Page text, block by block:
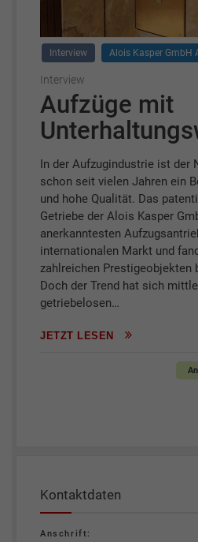
Interview Alois Kasper GmbH
Interview
Aufzüge mit
In der Aufzugindustrie ist der
schon seit vielen Jahren ein
und hohe Qualität. Das
Getriebe der Alois Kasper
anerkanntesten
internationalen Markt und
zahlreichen Prestigeobjekten
Doch der Trend hat sich
getriebelosen…
JETZT LESEN
Kontaktdaten
Anschrift: